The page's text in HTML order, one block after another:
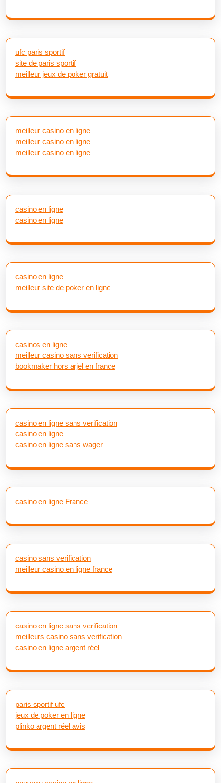
ufc paris sportif
site de paris sportif
meilleur jeux de poker gratuit
meilleur casino en ligne
meilleur casino en ligne
meilleur casino en ligne
casino en ligne
casino en ligne
casino en ligne
meilleur site de poker en ligne
casinos en ligne
meilleur casino sans verification
bookmaker hors arjel en france
casino en ligne sans verification
casino en ligne
casino en ligne sans wager
casino en ligne France
casino sans verification
meilleur casino en ligne france
casino en ligne sans verification
meilleurs casino sans verification
casino en ligne argent réel
paris sportif ufc
jeux de poker en ligne
plinko argent réel avis